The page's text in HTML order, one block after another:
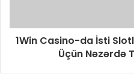
1Win Casino-da İsti
Üçün Nəzərdə